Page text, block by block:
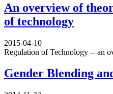
An overview of
of technology
2015-04-10
Regulation of Technology -- an
Gender Blending